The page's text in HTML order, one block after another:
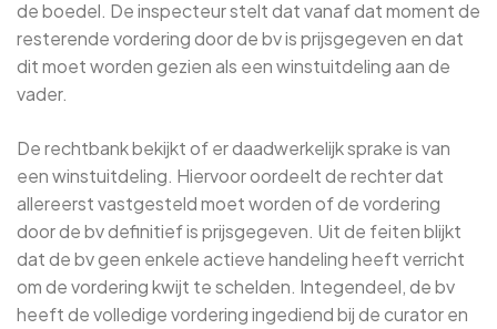
de boedel. De inspecteur stelt dat vanaf dat moment de
resterende vordering door de bv is prijsgegeven en dat
dit moet worden gezien als een winstuitdeling aan de
vader.
De rechtbank bekijkt of er daadwerkelijk sprake is van
een winstuitdeling. Hiervoor oordeelt de rechter dat
allereerst vastgesteld moet worden of de vordering
door de bv definitief is prijsgegeven. Uit de feiten blijkt
dat de bv geen enkele actieve handeling heeft verricht
om de vordering kwijt te schelden. Integendeel, de bv
heeft de volledige vordering ingediend bij de curator en